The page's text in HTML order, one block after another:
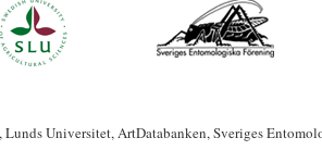
Universitet, ArtDatabanken, Sveriges